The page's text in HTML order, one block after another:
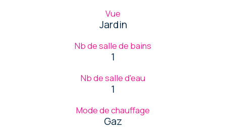
Vue
Jardin
Nb de salle de bains
1
Nb de salle d'eau
1
Mode de chauffage
Gaz